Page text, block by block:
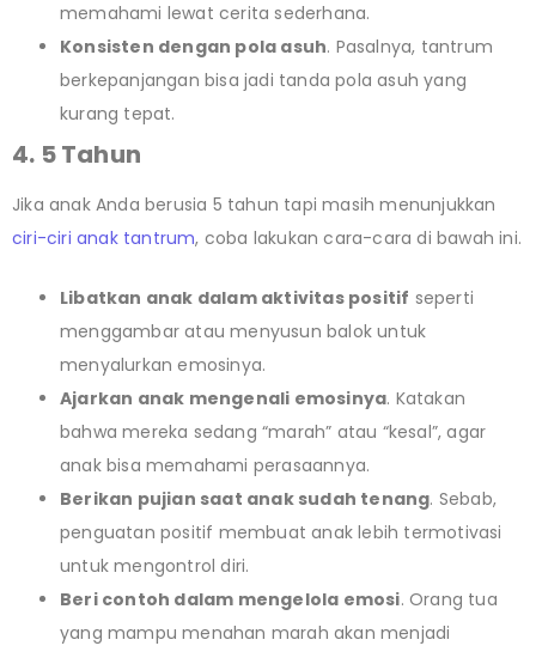
memahami lewat cerita sederhana.
Konsisten dengan pola asuh. Pasalnya, tantrum
berkepanjangan bisa jadi tanda pola asuh yang
kurang tepat.
4. 5 Tahun
Jika anak Anda berusia 5 tahun tapi masih menunjukkan
ciri-ciri anak tantrum, coba lakukan cara-cara di bawah ini.
Libatkan anak dalam aktivitas positif seperti
menggambar atau menyusun balok untuk
menyalurkan emosinya.
Ajarkan anak mengenali emosinya. Katakan
bahwa mereka sedang “marah” atau “kesal”, agar
anak bisa memahami perasaannya.
Berikan pujian saat anak sudah tenang. Sebab,
penguatan positif membuat anak lebih termotivasi
untuk mengontrol diri.
Beri contoh dalam mengelola emosi. Orang tua
yang mampu menahan marah akan menjadi